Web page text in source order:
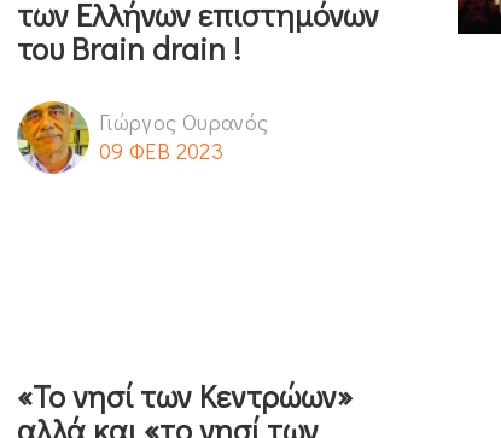
των Ελλήνων επιστημόνων
του Brain drain !
Γιώργος Ουρανός
09 ΦΕΒ 2023
«Το νησί των Κεντρώων»
αλλά και «τo νησί των